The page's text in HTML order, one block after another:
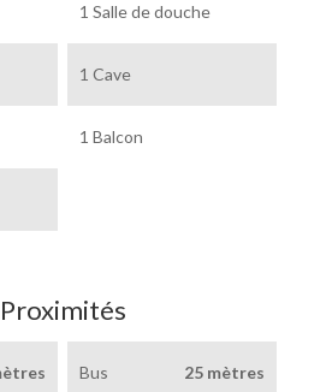
1 Salle de douche
1 Cave
1 Balcon
Proximités
Bus 25 mètres